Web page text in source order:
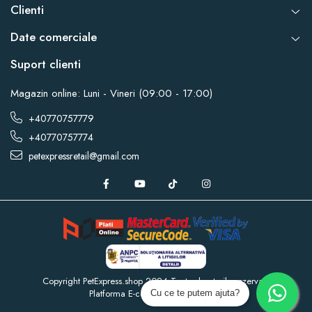
Clienti
Date comerciale
Suport clienti
Magazin online: Luni - Vineri (09:00 - 17:00)
+40770757779
+40770757774
petexpressretail@gmail.com
Copyright PetExpress.shop 2024 Toate drepturile rezervate
Platforma E-commerce by Gomag
Cu ce te putem ajuta?